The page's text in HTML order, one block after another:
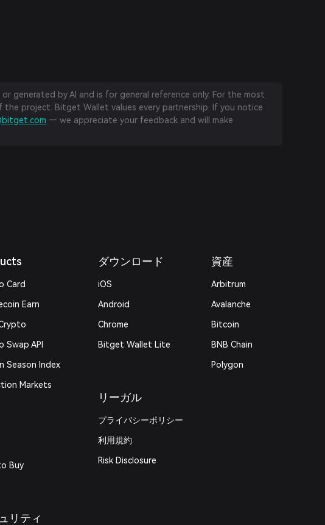
generated by AI and is for general reference only. For the most
project. Bitget Wallet values every partnership. If you notice
— we appreciate your feedback and will make
Card
Earn
Swap API
Season Index
Markets
Buy
リティ
ダウンロード
iOS
Android
Chrome
Bitget Wallet Lite
リーガル
プライバシーポリシー
利用規約
Risk Disclosure
資産
Arbitrum
Avalanche
Bitcoin
BNB Chain
Polygon